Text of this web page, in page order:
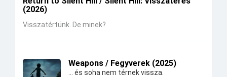
(2026)
Visszatértünk. De minek?
Weapons / Fegyverek (2025)
... és soha nem térnek vissza.